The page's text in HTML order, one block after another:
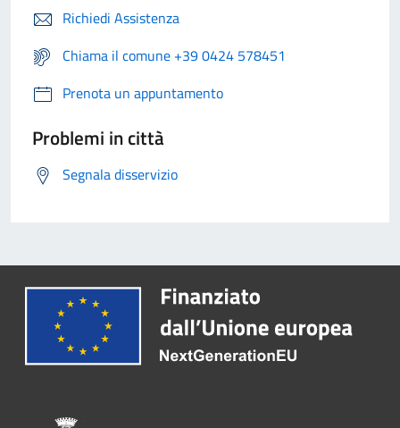
Richiedi Assistenza
Chiama il comune +39 0424 578451
Prenota un appuntamento
Problemi in città
Segnala disservizio